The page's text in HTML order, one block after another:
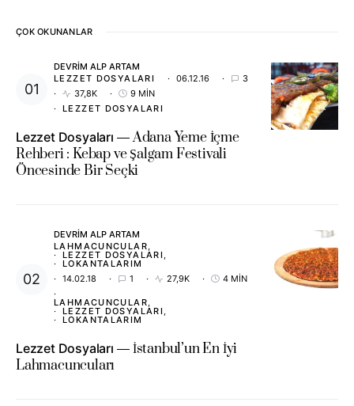
ÇOK OKUNANLAR
DEVRIM ALP ARTAM
LEZZET DOSYALARI
06.12.16
3
37,8K
9 MIN
LEZZET DOSYALARI
Lezzet Dosyaları
Adana Yeme İçme
Rehberi : Kebap ve Şalgam Festivali
Öncesinde Bir Seçki
DEVRIM ALP ARTAM
LAHMACUNCULAR
LEZZET DOSYALARI
LOKANTALARIM
14.02.18
1 27,9K 4 MIN
LAHMACUNCULAR
LEZZET DOSYALARI
LOKANTALARIM
Lezzet Dosyaları
İstanbul’un En İyi
Lahmacuncuları